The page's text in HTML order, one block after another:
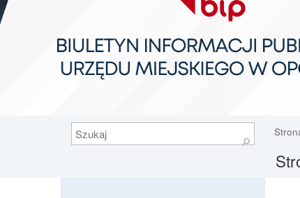
Szukaj
⚲